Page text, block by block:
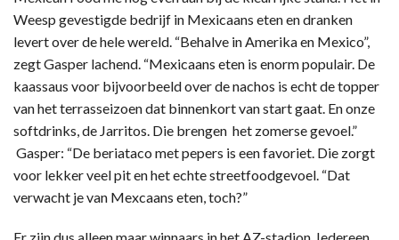
Weesp gevestigde bedrijf in Mexicaans eten en dranken
levert over de hele wereld. “Behalve in Amerika en Mexico”,
zegt Gasper lachend. “Mexicaans eten is enorm populair. De
kaassaus voor bijvoorbeeld over de nachos is echt de topper
van het terrasseizoen dat binnenkort van start gaat. En onze
softdrinks, de Jarritos. Die brengen het zomerse gevoel.”
Gasper: “De beriataco met pepers is een favoriet. Die zorgt
voor lekker veel pit en het echte streetfoodgevoel. “Dat
verwacht je van Mexcaans eten, toch?”